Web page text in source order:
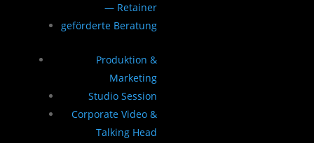
— Retainer
geförderte Beratung
Produktion &
Marketing
Studio Session
Corporate Video &
Talking Head